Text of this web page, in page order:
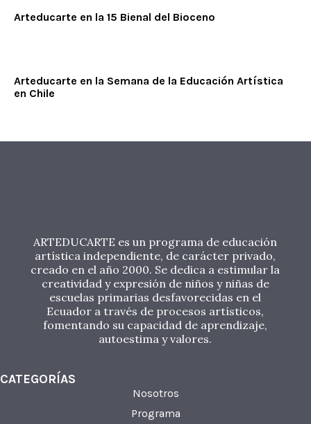
Arteducarte en la 15 Bienal del Bioceno
Arteducarte en la Semana de la Educación Artística
en Chile
ARTEDUCARTE es un programa de educación
artística independiente, de carácter privado,
creado en el año 2000. Se dedica a estimular la
creatividad y expresión de niños y niñas de
escuelas primarias desfavorecidas en el
Ecuador a través de procesos artísticos,
fomentando su capacidad de aprendizaje,
autoestima y valores.
CATEGORÍAS
Nosotros
Programa